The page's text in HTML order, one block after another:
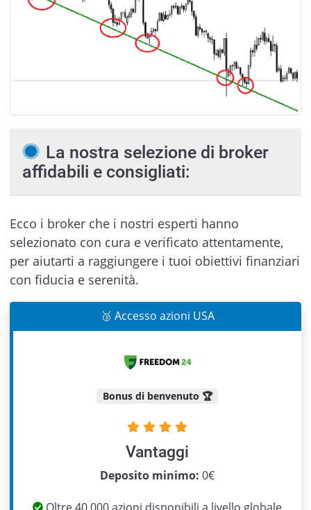
La nostra selezione di broker
affidabili e consigliati:
Ecco i broker che i nostri esperti hanno
selezionato con cura e verificato attentamente,
per aiutarti a raggiungere i tuoi obiettivi finanziari
con fiducia e serenità.
🥉 Accesso azioni USA
Bonus di benvenuto 🏆
Vantaggi
Deposito minimo: 0€